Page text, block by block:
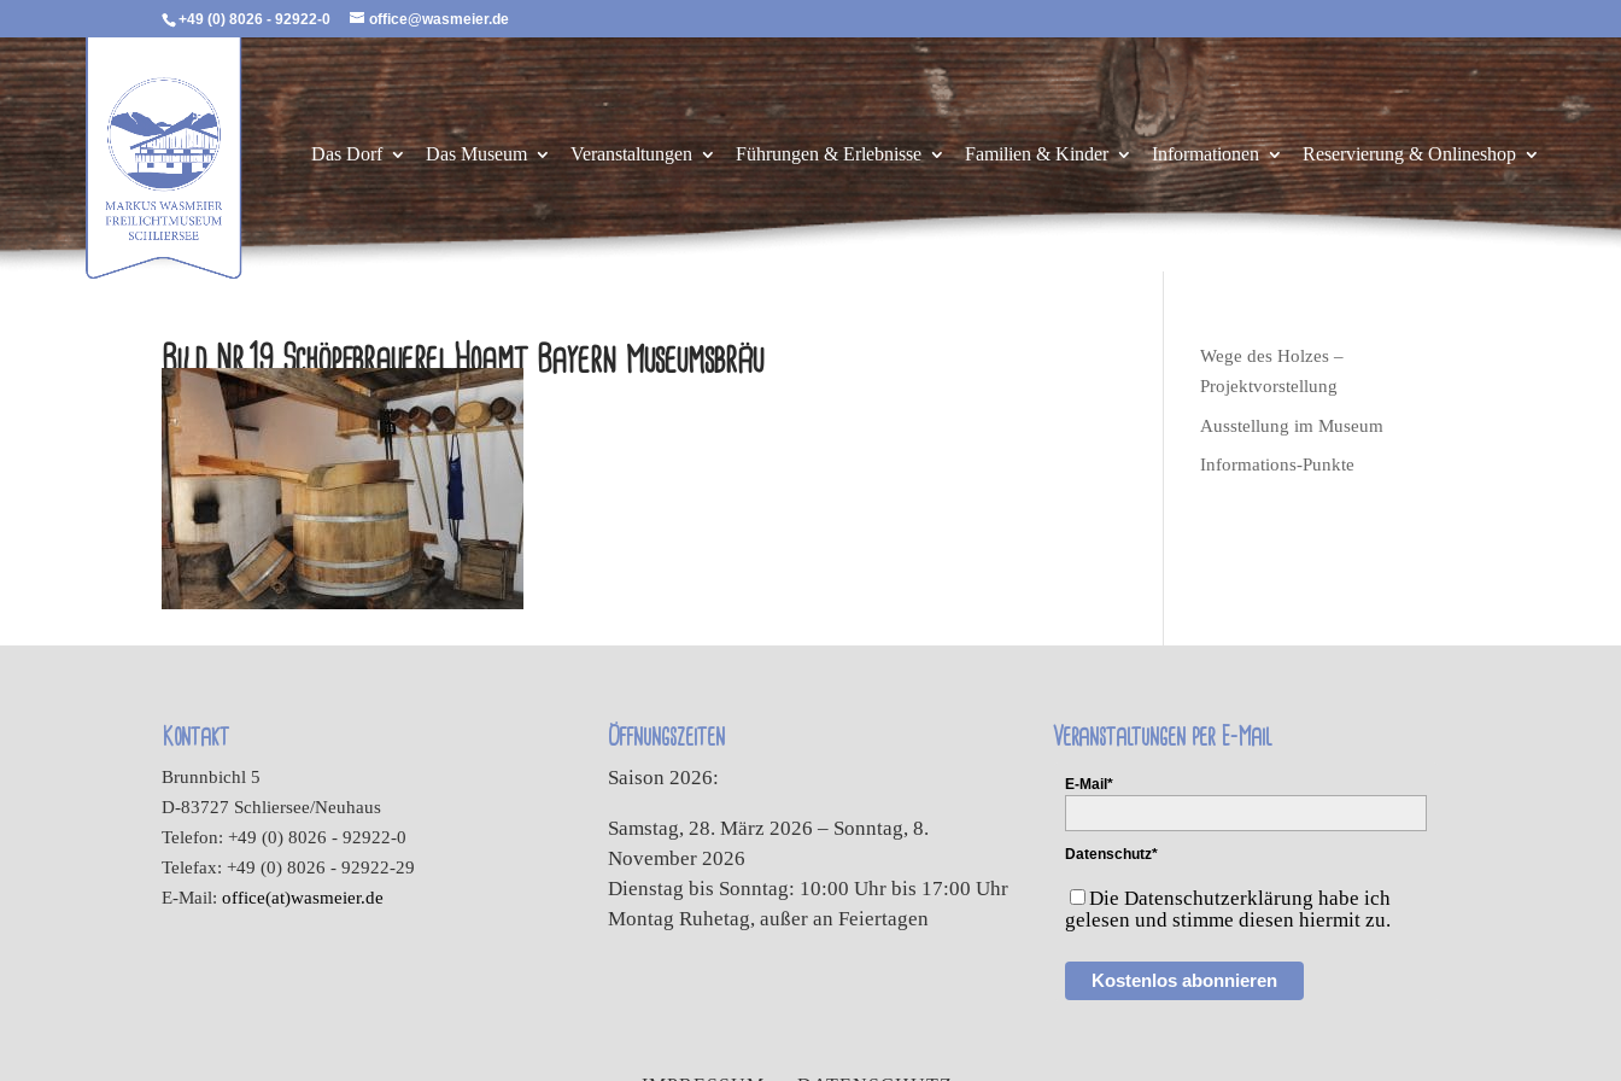
+49 (0) 8026 - 92922-0 office@wasmeier.de
Das Dorf Das Museum Veranstaltungen Führungen & Erlebnisse Familien & Kinder Informationen Reservierung & Onlineshop
Bild Nr.19 Schöpfbrauerei Hoamt Bayern Museumsbräu
Wege des Holzes –
Projektvorstellung
Ausstellung im Museum
Informations-Punkte
Kontakt
Brunnbichl 5
D-83727 Schliersee/Neuhaus
Telefon: +49 (0) 8026 - 92922-0
Telefax: +49 (0) 8026 - 92922-29
E-Mail:office(at)wasmeier.de
Öffnungszeiten
Saison 2026:
Samstag, 28. März 2026 – Sonntag, 8.
November 2026
Dienstag bis Sonntag: 10:00 Uhr bis 17:00 Uhr
Montag Ruhetag, außer an Feiertagen
Veranstaltungen per E-Mail
E-Mail*
Datenschutz*
Die Datenschutzerklärung habe ich
gelesen und stimme diesen hiermit zu.
Kostenlos abonnieren